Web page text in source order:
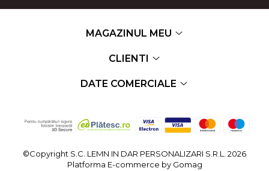
MAGAZINUL MEU
CLIENTI
DATE COMERCIALE
©Copyright S.C. LEMN IN DAR PERSONALIZARI S.R.L. 2026
Platforma E-commerce by Gomag